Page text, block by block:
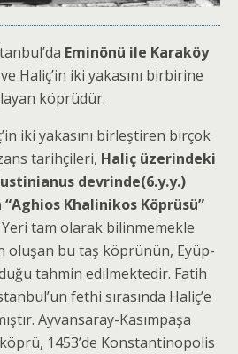
Eminönü ile Karaköy
Haliç’in iki yakasını birbirine
köprüdür.
iki yakasını birleştiren birçok
tarihçileri, Haliç üzerindeki
devrinde(6.y.y.)
“Aghios Khalinikos Köprüsü”
tam olarak bilinmemekle
oluşan bu taş köprünün, Eyüp-
tahmin edilmektedir. Fatih
fethi sırasında Haliç’e
Ayvansaray-Kasımpaşa
1453’de Konstantinopolis